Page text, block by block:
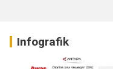
Infografik